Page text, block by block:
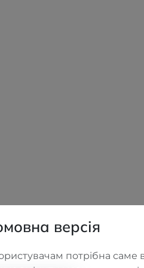
версія
потрібна саме